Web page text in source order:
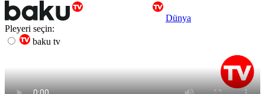
Dünya
Pleyeri seçin:
baku tv